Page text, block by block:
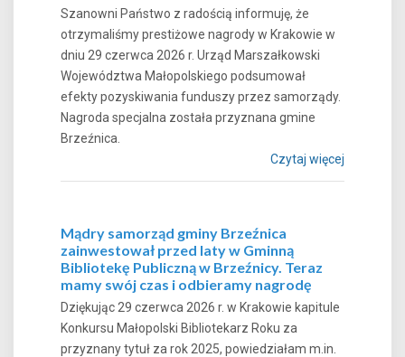
Szanowni Państwo z radością informuję, że
otrzymaliśmy prestiżowe nagrody w Krakowie w
dniu 29 czerwca 2026 r. Urząd Marszałkowski
Województwa Małopolskiego podsumował
efekty pozyskiwania funduszy przez samorządy.
Nagroda specjalna została przyznana gmine
Brzeźnica.
Czytaj więcej
Mądry samorząd gminy Brzeźnica
zainwestował przed laty w Gminną
Bibliotekę Publiczną w Brzeźnicy. Teraz
mamy swój czas i odbieramy nagrodę
Dziękując 29 czerwca 2026 r. w Krakowie kapitule
Konkursu Małopolski Bibliotekarz Roku za
przyznany tytuł za rok 2025, powiedziałam m.in.